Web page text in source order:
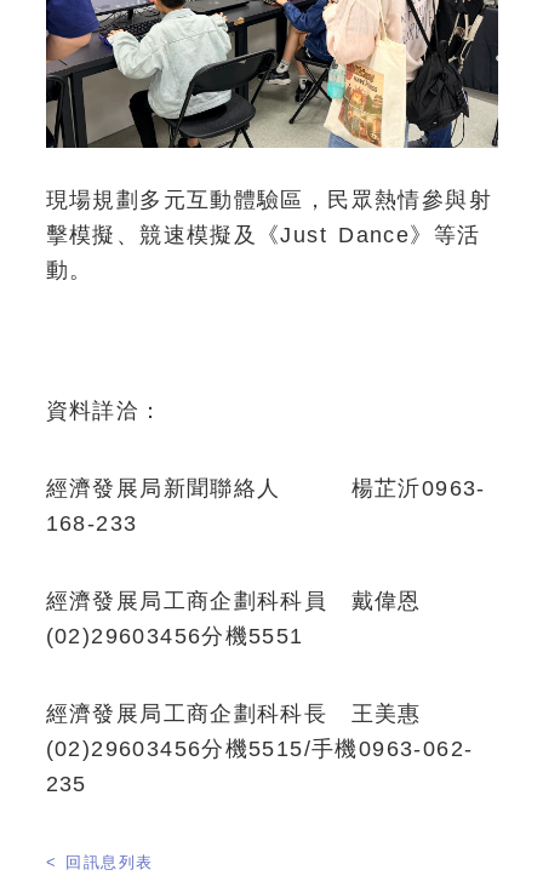
現場規劃多元互動體驗區，民眾熱情參與射
擊模擬、競速模擬及《Just Dance》等活
動。
資料詳洽：
經濟發展局新聞聯絡人 楊芷沂0963-
168-233
經濟發展局工商企劃科科員 戴偉恩
(02)29603456分機5551
經濟發展局工商企劃科科長 王美惠
(02)29603456分機5515/手機0963-062-
235
< 回訊息列表